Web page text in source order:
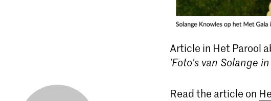
Article in Het Parool
'Foto's van Solange
Read the article on